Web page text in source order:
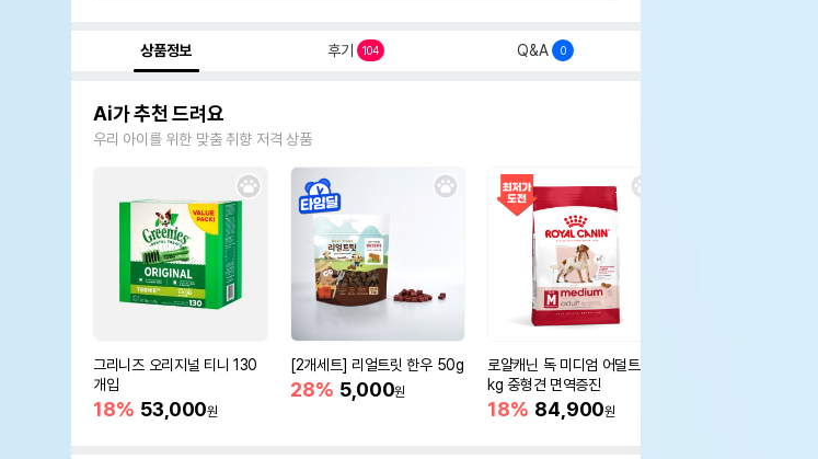
상품정보 후기 104 Q&A 0
Ai가 추천 드려요
우리 아이를 위한 맞춤 취향 저격 상품
그리니즈 오리지널 티니 130
개입
18% 53,000원
[2개세트] 리얼트릿 한우 50g
28% 5,000원
로얄캐닌 독 미디엄 어덜트 10
kg 중형견 면역증진
18% 84,900원